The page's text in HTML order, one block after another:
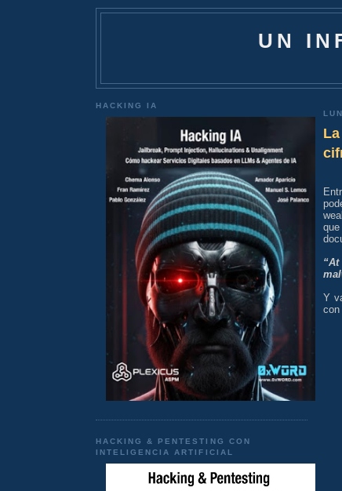
UN
HACKING IA
HACKING & PENTESTING CON
INTELIGENCIA ARTIFICIAL
Y
con